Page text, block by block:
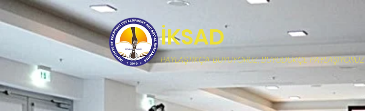
İKSAD
PAYLAŞTIKÇA BÜYÜYORUZ, BÜYÜDÜKÇE PAYLAŞIYORUZ